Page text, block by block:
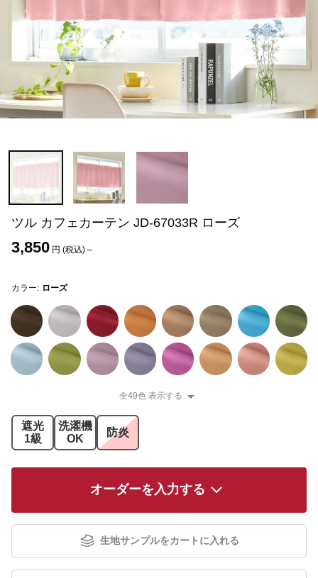
ツル カフェカーテン JD-67033R ローズ
3,850 円 (税込)～
カラー: ローズ
全49色 表示する
遮光
1級
洗濯機
OK
防炎
オーダーを入力する
生地サンプルをカートに入れる